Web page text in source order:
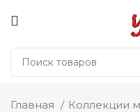
Главная
Коллекции